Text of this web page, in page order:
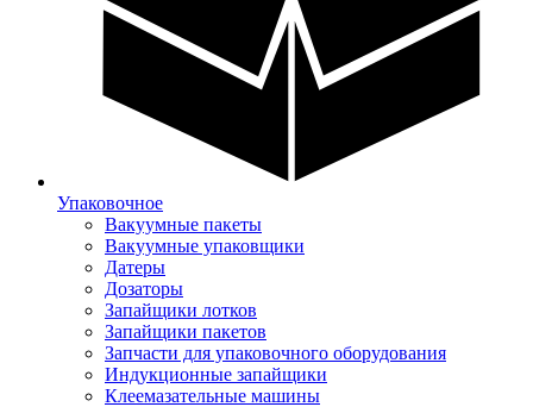
Упаковочное
Вакуумные пакеты
Вакуумные упаковщики
Датеры
Дозаторы
Запайщики лотков
Запайщики пакетов
Запчасти для упаковочного оборудования
Индукционные запайщики
Клеемазательные машины